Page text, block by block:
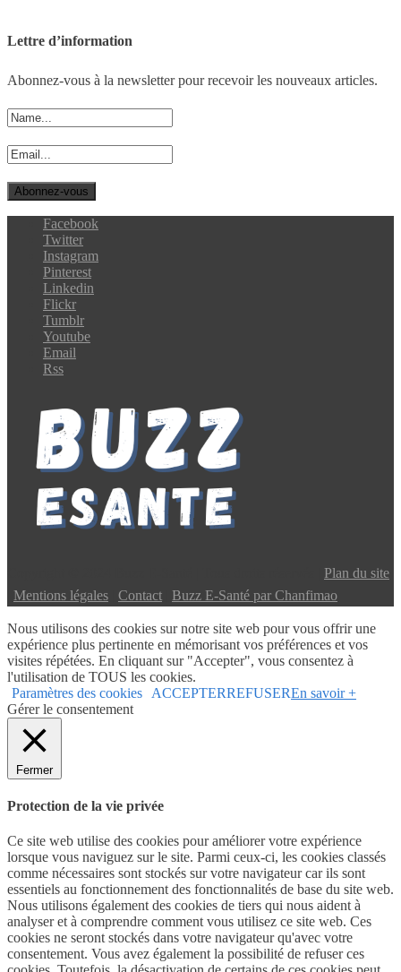
Lettre d’information
Abonnez-vous à la newsletter pour recevoir les nouveaux articles.
Facebook
Twitter
Instagram
Pinterest
Linkedin
Flickr
Tumblr
Youtube
Email
Rss
Plan du site
Mentions légales Contact Buzz E-Santé par Chanfimao
Nous utilisons des cookies sur notre site web pour vous offrir une
expérience plus pertinente en mémorisant vos préférences et vos
visites répétées. En cliquant sur "Accepter", vous consentez à
l'utilisation de TOUS les cookies.
Paramètres des cookies
ACCEPTERREFUSEREn savoir +
Gérer le consentement
Fermer
Protection de la vie privée
Ce site web utilise des cookies pour améliorer votre expérience
lorsque vous naviguez sur le site. Parmi ceux-ci, les cookies classés
comme nécessaires sont stockés sur votre navigateur car ils sont
essentiels au fonctionnement des fonctionnalités de base du site web.
Nous utilisons également des cookies de tiers qui nous aident à
analyser et à comprendre comment vous utilisez ce site web. Ces
cookies ne seront stockés dans votre navigateur qu'avec votre
consentement. Vous avez également la possibilité de refuser ces